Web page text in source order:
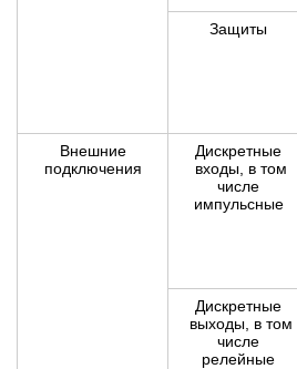
Защиты
Внешние
подключения
Дискретные
входы, в том
числе
импульсные
Дискретные
выходы, в том
числе
релейные